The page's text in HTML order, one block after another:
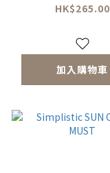
HK$265.00
加入購物車